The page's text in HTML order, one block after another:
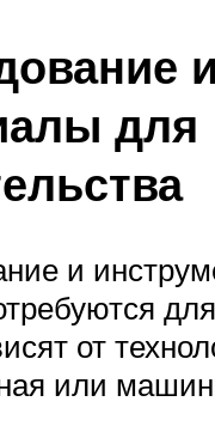
и
для
и
от
или